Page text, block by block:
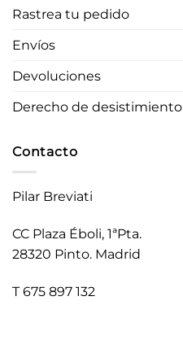
Rastrea tu pedido
Envíos
Devoluciones
Derecho de desistimiento
Contacto
Pilar Breviati
CC Plaza Éboli, 1ªPta.
28320 Pinto. Madrid
T 675 897 132